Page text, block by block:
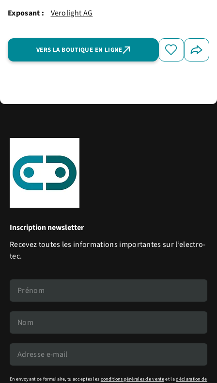
Exposant : Verolight AG
VERS LA BOUTIQUE EN LIGNE
Inscription newsletter
Recevez toutes les informations importantes sur l’electro-
tec.
En envoyant ce formulaire, tu acceptes les conditions générales de venteet ladéclaration de